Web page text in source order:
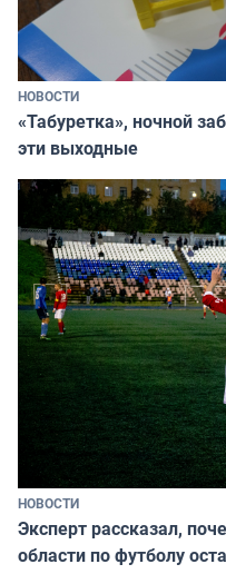
НОВОСТИ
«Табуретка», ночной
эти выходные
НОВОСТИ
Эксперт рассказал,
области по футболу